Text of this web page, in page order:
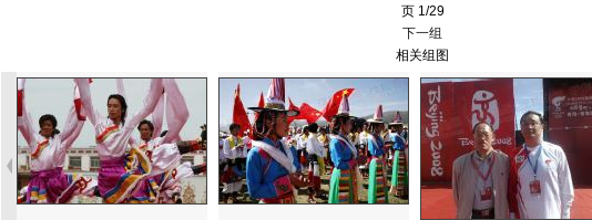
页 1/29
下一组
相关组图